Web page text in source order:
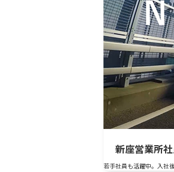
新座営業所
若手社員も活躍中。入社